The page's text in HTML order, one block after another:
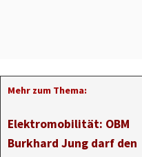
Mehr zum Thema:
Elektromobilität: OBM
Burkhard Jung darf den